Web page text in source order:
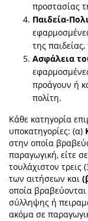
προστασίας
Παιδεία-
της
Ασφάλεια
προάγουν ή
πολίτη.
Κάθε κατηγορία
υποκατηγορίες: (α)
στην οποία
παραγωγική, είτε
τουλάχιστον
των αιτήσεων και
οποία βραβεύονται
σύλληψης ή
ακόμα σε